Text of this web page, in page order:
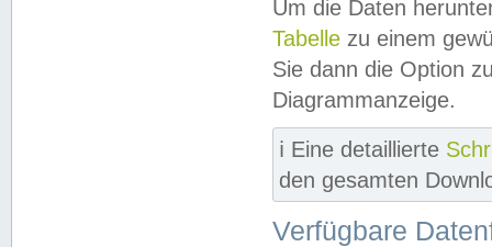
Um die Daten
Tabelle zu einem
Sie dann die Option
Diagrammanzeige.
ℹ️ Eine detaillierte
den gesamten
Verfügbare